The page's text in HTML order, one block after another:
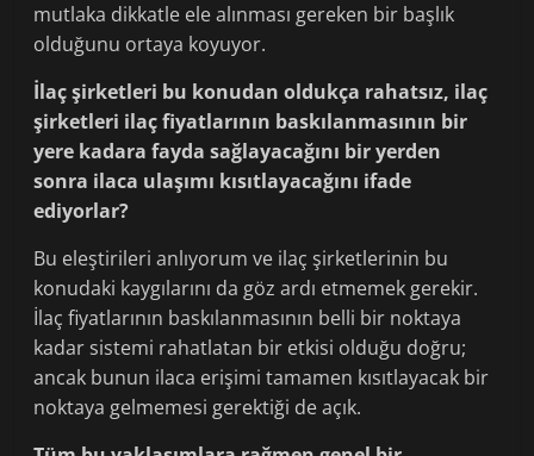
mutlaka dikkatle ele alınması gereken bir başlık
olduğunu ortaya koyuyor.
İlaç şirketleri bu konudan oldukça rahatsız, ilaç
şirketleri ilaç fiyatlarının baskılanmasının bir
yere kadara fayda sağlayacağını bir yerden
sonra ilaca ulaşımı kısıtlayacağını ifade
ediyorlar?
Bu eleştirileri anlıyorum ve ilaç şirketlerinin bu
konudaki kaygılarını da göz ardı etmemek gerekir.
İlaç fiyatlarının baskılanmasının belli bir noktaya
kadar sistemi rahatlatan bir etkisi olduğu doğru;
ancak bunun ilaca erişimi tamamen kısıtlayacak bir
noktaya gelmemesi gerektiği de açık.